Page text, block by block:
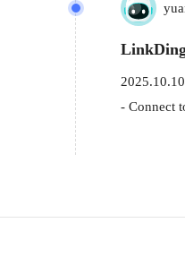
2025.10.10
- Connect